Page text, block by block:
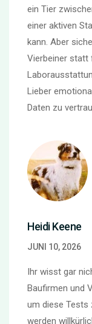
ein Tier
einer aktiven
kann. Aber
Vierbeiner statt
Lieber
Daten zu
Heidi Keene
JUNI 10, 2026
Ihr wisst gar
Baufirmen und
um diese Tests
werden